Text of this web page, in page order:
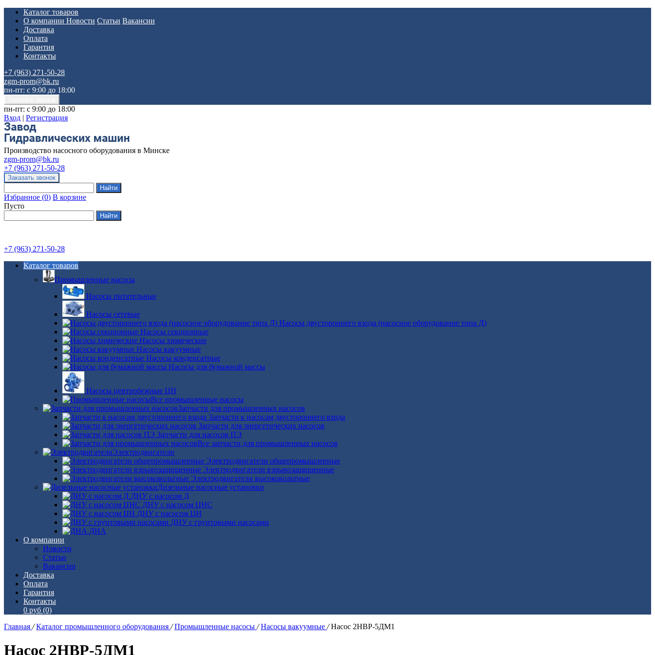
Каталог товаров
О компании Новости Статьи Вакансии
Доставка
Оплата
Гарантия
Контакты
+7 (963) 271-50-28
zgm-prom@bk.ru
пн-пт: с 9:00 до 18:00
пн-пт: с 9:00 до 18:00
Вход | Регистрация
Производство насосного оборудования в Минске
zgm-prom@bk.ru
+7 (963) 271-50-28
Избранное (0) В корзине
Пусто
+7 (963) 271-50-28
Каталог товаров
Промышленные насосы
Насосы питательные
Насосы сетевые
Насосы двустороннего входа (насосное оборудование типа Д)
Насосы секционные
Насосы химические
Насосы вакуумные
Насосы конденсатные
Насосы для бумажной массы
Насосы центробежные ЦН
Все промышленные насосы
Запчасти для промышленных насосов
Запчасти к насосам двустороннего входа
Запчасти для энергетических насосов
Запчасти для насосов ПЭ
Все запчасти для промышленных насосов
Электродвигатели
Электродвигатели общепромышленные
Электродвигатели взрывозащищенные
Электродвигатели высоковольтные
Дизельные насосные установки
ДНУ с насосом Д
ДНУ с насосом ЦНС
ДНУ с насосом ЦН
ДНУ с грунтовыми насосами
ДНА
О компании
Новости
Статьи
Вакансии
Доставка
Оплата
Гарантия
Контакты
0 руб (0)
Главная / Каталог промышленного оборудования / Промышленные насосы / Насосы вакуумные / Насос 2НВР-5ДМ1
Насос 2НВР-5ДМ1